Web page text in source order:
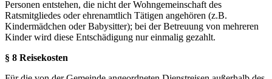
Personen entstehen, die nicht der Wohngemeinschaft des
Ratsmitgliedes oder ehrenamtlich Tätigen angehören (z.B.
Kindermädchen oder Babysitter); bei der Betreuung von mehreren
Kinder wird diese Entschädigung nur einmalig gezahlt.
§ 8 Reisekosten